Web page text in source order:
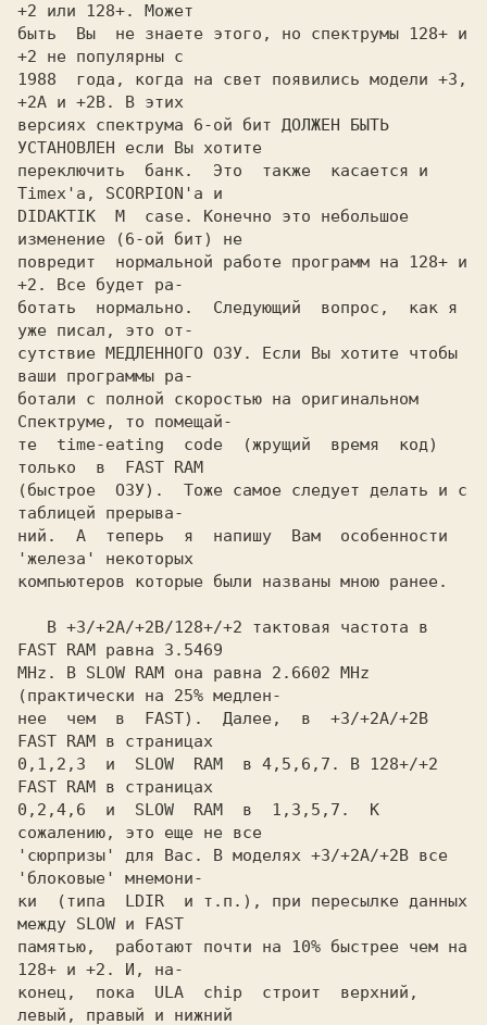
+2 или 128+. Может
быть  Вы  не знаете этого, но спектрумы 128+ и
+2 не популярны с
1988  года, когда на свет появились модели +3,
+2А и +2В. В этих
версиях спектрума 6-ой бит ДОЛЖЕН БЫТЬ
УСТАНОВЛЕН если Вы хотите
переключить  банк.  Это  также  касается и
Timex'a, SCORPION'a и
DIDAKTIK  M  case. Конечно это небольшое
изменение (6-ой бит) не
повредит  нормальной работе программ на 128+ и
+2. Все будет ра-
ботать  нормально.  Следующий  вопрос,  как я
уже писал, это от-
сутствие МЕДЛЕННОГО ОЗУ. Если Вы хотите чтобы
ваши программы ра-
ботали с полной скоростью на оригинальном
Спектруме, то помещай-
те  time-eating  code  (жрущий  время  код)
только  в  FAST RAM
(быстрое  ОЗУ).  Тоже самое следует делать и с
таблицей прерыва-
ний.  А  теперь  я  напишу  Вам  особенности
'железа' некоторых
компьютеров которые были названы мною ранее.
FAST RAM равна 3.5469
MHz. В SLOW RAM она равна 2.6602 MHz
(практически на 25% медлен-
нее  чем  в  FAST).  Далее,  в  +3/+2A/+2B
FAST RAM в страницах
0,1,2,3  и  SLOW  RAM  в 4,5,6,7. В 128+/+2
FAST RAM в страницах
0,2,4,6  и  SLOW  RAM  в  1,3,5,7.  К
сожалению, это еще не все
'сюрпризы' для Вас. В моделях +3/+2А/+2В все
'блоковые' мнемони-
ки  (типа  LDIR  и т.п.), при пересылке данных
между SLOW и FAST
памятью,  работают почти на 10% быстрее чем на
128+ и +2. И, на-
конец,  пока  ULA  chip  строит  верхний,
левый, правый и нижний